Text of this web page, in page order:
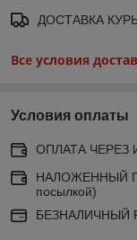
ДОСТАВКА
Все условия
Условия оплаты
ОПЛАТА ЧЕРЕЗ
НАЛОЖЕННЫЙ
посылкой)
БЕЗНАЛИЧНЫЙ